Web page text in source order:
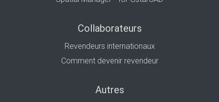
Collaborateurs
Revendeurs internationaux
Comment devenir revendeur
Autres